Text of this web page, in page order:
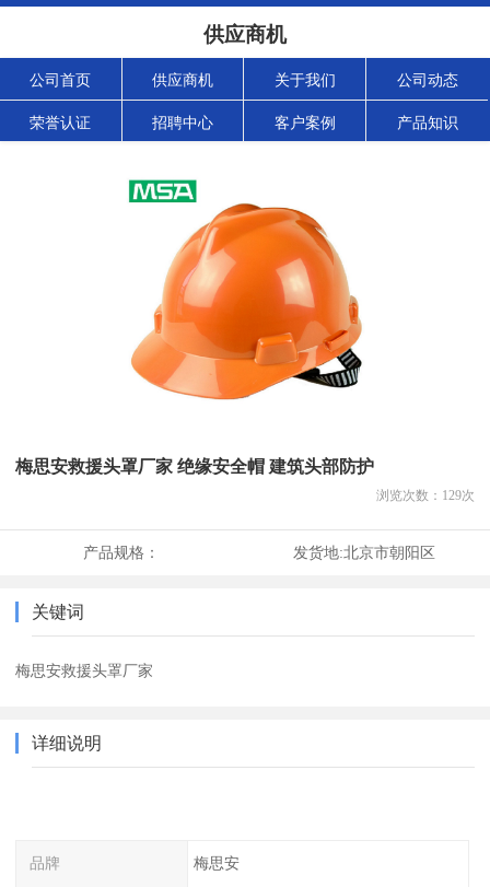
供应商机
公司首页 供应商机 关于我们 公司动态
荣誉认证 招聘中心 客户案例 产品知识
梅思安救援头罩厂家 绝缘安全帽 建筑头部防护
浏览次数： 129次
产品规格： 发货地:北京市朝阳区
关键词
梅思安救援头罩厂家
详细说明
品牌 梅思安